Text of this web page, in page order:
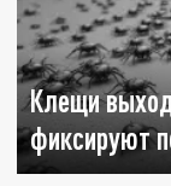
Клещи
фиксируют